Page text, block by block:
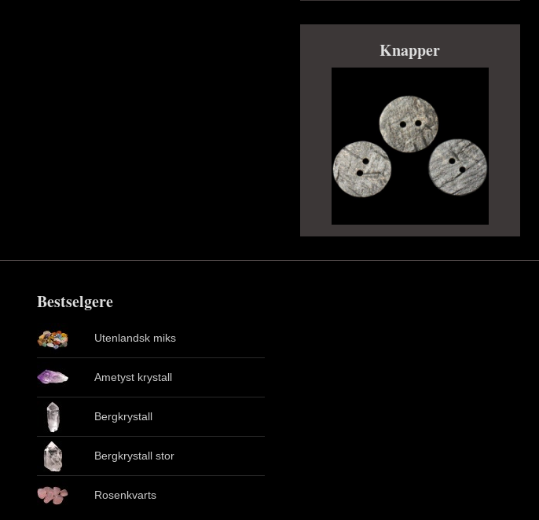
Knapper
Bestselgere
Utenlandsk miks
Ametyst krystall
Bergkrystall
Bergkrystall stor
Rosenkvarts